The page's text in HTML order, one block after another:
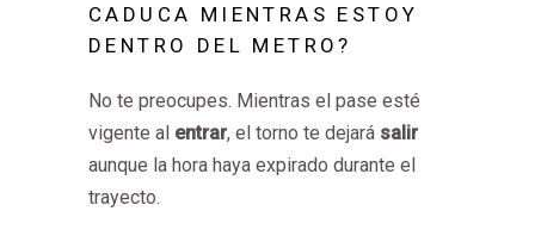
CADUCA MIENTRAS ESTOY
DENTRO DEL METRO?
No te preocupes. Mientras el pase esté
vigente al entrar, el torno te dejará salir
aunque la hora haya expirado durante el
trayecto.